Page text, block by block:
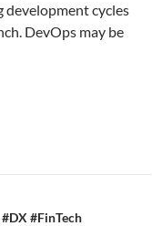
development cycles
DevOps may be
#FinTech